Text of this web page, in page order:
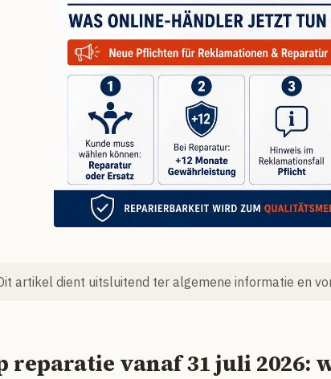
artikel dient uitsluitend ter algemene informatie en
reparatie vanaf 31 juli 2026: